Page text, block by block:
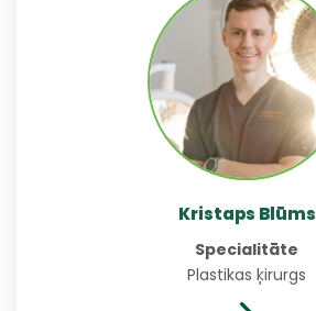
Kristaps Blūms
Specialitāte
Plastikas ķirurgs